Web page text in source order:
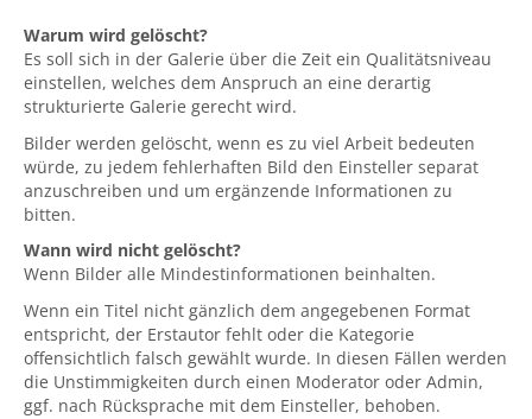
Warum wird gelöscht?
Es soll sich in der Galerie über die Zeit ein Qualitätsniveau
einstellen, welches dem Anspruch an eine derartig
strukturierte Galerie gerecht wird.
Bilder werden gelöscht, wenn es zu viel Arbeit bedeuten
würde, zu jedem fehlerhaften Bild den Einsteller separat
anzuschreiben und um ergänzende Informationen zu
bitten.
Wann wird nicht gelöscht?
Wenn Bilder alle Mindestinformationen beinhalten.
Wenn ein Titel nicht gänzlich dem angegebenen Format
entspricht, der Erstautor fehlt oder die Kategorie
offensichtlich falsch gewählt wurde. In diesen Fällen werden
die Unstimmigkeiten durch einen Moderator oder Admin,
ggf. nach Rücksprache mit dem Einsteller, behoben.